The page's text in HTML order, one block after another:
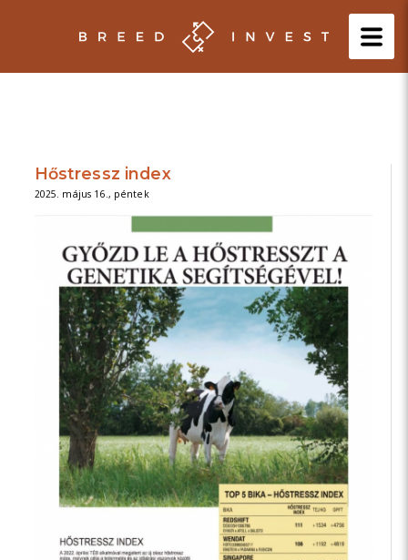
Hőstressz index
2025. május 16., péntek